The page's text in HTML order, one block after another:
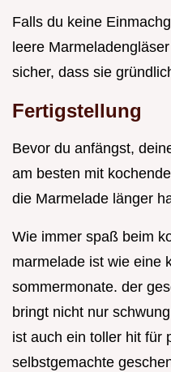
Falls du keine
leere
sicher, dass sie
Fertigstellung
Bevor du anfängst,
am besten mit
die Marmelade länger
Wie immer spaß beim
marmelade ist wie eine
sommermonate. der
bringt nicht nur
ist auch ein toller hit für
selbstgemachte